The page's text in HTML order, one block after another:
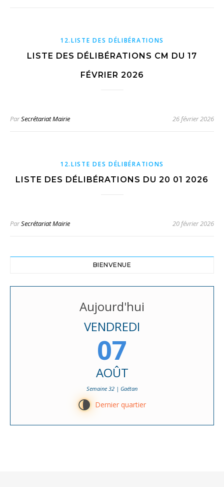
12.LISTE DES DÉLIBÉRATIONS
LISTE DES DÉLIBÉRATIONS CM DU 17
FÉVRIER 2026
ParSecrétariat Mairie 26 février 2026
12.LISTE DES DÉLIBÉRATIONS
LISTE DES DÉLIBÉRATIONS DU 20 01 2026
ParSecrétariat Mairie 20 février 2026
BIENVENUE
Aujourd'hui
VENDREDI
07
AOÛT
Semaine 32 | Gaétan
U Dernier quartier